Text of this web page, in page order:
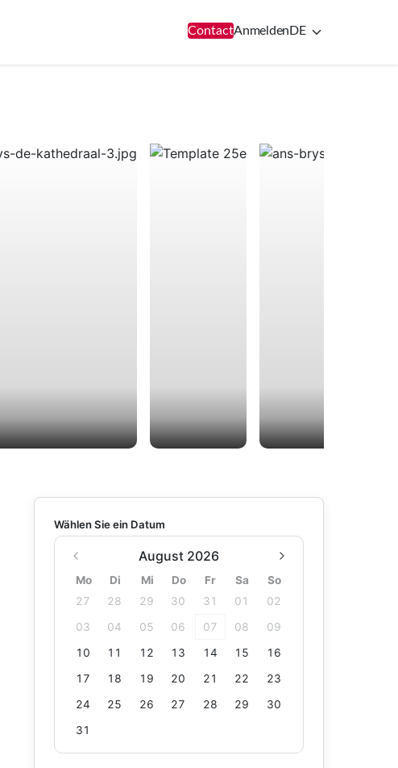
ContactAnmelden DE
Wählen Sie ein Datum
August 2026
Mo Di Mi Do Fr Sa
So
27
28 29 30 31 01
02
03
04 05 06 07 08
09
10
11 12 13 14 15
16
17
18 19 20 21 22
23
24
25 26 27 28 29
30
31